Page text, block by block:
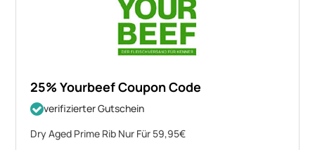
25% Yourbeef Coupon Code
verifizierter Gutschein
Dry Aged Prime Rib Nur Für 59,95€